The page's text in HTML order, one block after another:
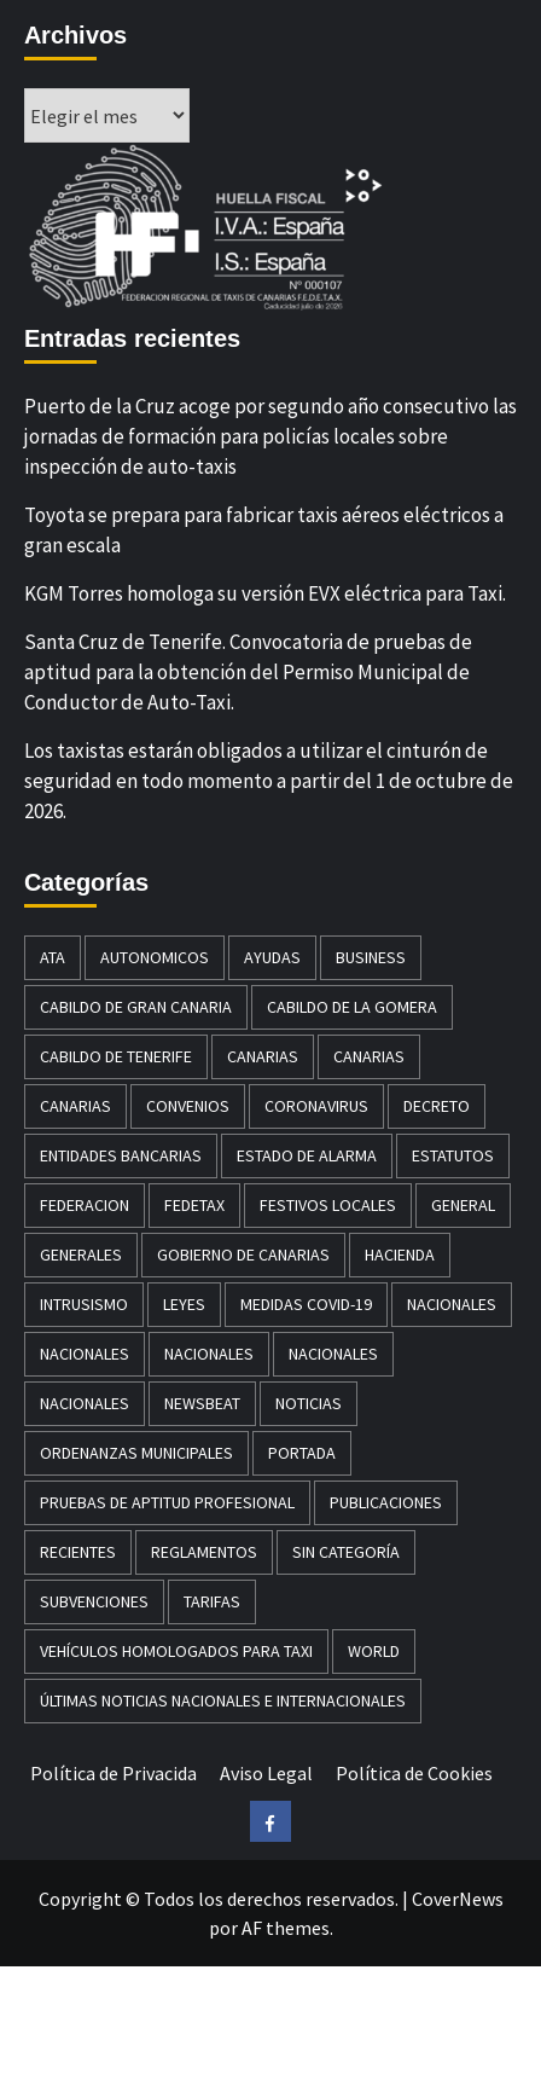
Archivos
Entradas recientes
Puerto de la Cruz acoge por segundo año consecutivo las
jornadas de formación para policías locales sobre
inspección de auto-taxis
Toyota se prepara para fabricar taxis aéreos eléctricos a
gran escala
KGM Torres homologa su versión EVX eléctrica para Taxi.
Santa Cruz de Tenerife. Convocatoria de pruebas de
aptitud para la obtención del Permiso Municipal de
Conductor de Auto-Taxi.
Los taxistas estarán obligados a utilizar el cinturón de
seguridad en todo momento a partir del 1 de octubre de
2026.
Categorías
ATA AUTONOMICOS AYUDAS BUSINESS
CABILDO DE GRAN CANARIA CABILDO DE LA GOMERA
CABILDO DE TENERIFE CANARIAS CANARIAS
CANARIAS CONVENIOS CORONAVIRUS DECRETO
ENTIDADES BANCARIAS ESTADO DE ALARMA ESTATUTOS
FEDERACION FEDETAX FESTIVOS LOCALES GENERAL
GENERALES GOBIERNO DE CANARIAS HACIENDA
INTRUSISMO LEYES MEDIDAS COVID-19 NACIONALES
NACIONALES NACIONALES NACIONALES
NACIONALES NEWSBEAT NOTICIAS
ORDENANZAS MUNICIPALES PORTADA
PRUEBAS DE APTITUD PROFESIONAL PUBLICACIONES
RECIENTES REGLAMENTOS SIN CATEGORÍA
SUBVENCIONES TARIFAS
VEHÍCULOS HOMOLOGADOS PARA TAXI WORLD
ÚLTIMAS NOTICIAS NACIONALES E INTERNACIONALES
Política de Privacida Aviso Legal Política de Cookies
Facebook
Copyright © Todos los derechos reservados. | CoverNews
por AF themes.